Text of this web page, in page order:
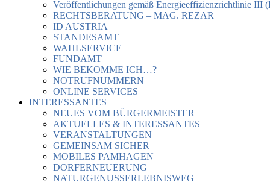
Veröffentlichungen gemäß Energieeffizienzrichtlinie III
RECHTSBERATUNG – MAG. REZAR
ID AUSTRIA
STANDESAMT
WAHLSERVICE
FUNDAMT
WIE BEKOMME ICH…?
NOTRUFNUMMERN
ONLINE SERVICES
INTERESSANTES
NEUES VOM BÜRGERMEISTER
AKTUELLES & INTERESSANTES
VERANSTALTUNGEN
GEMEINSAM SICHER
MOBILES PAMHAGEN
DORFERNEUERUNG
NATURGENUSSERLEBNISWEG